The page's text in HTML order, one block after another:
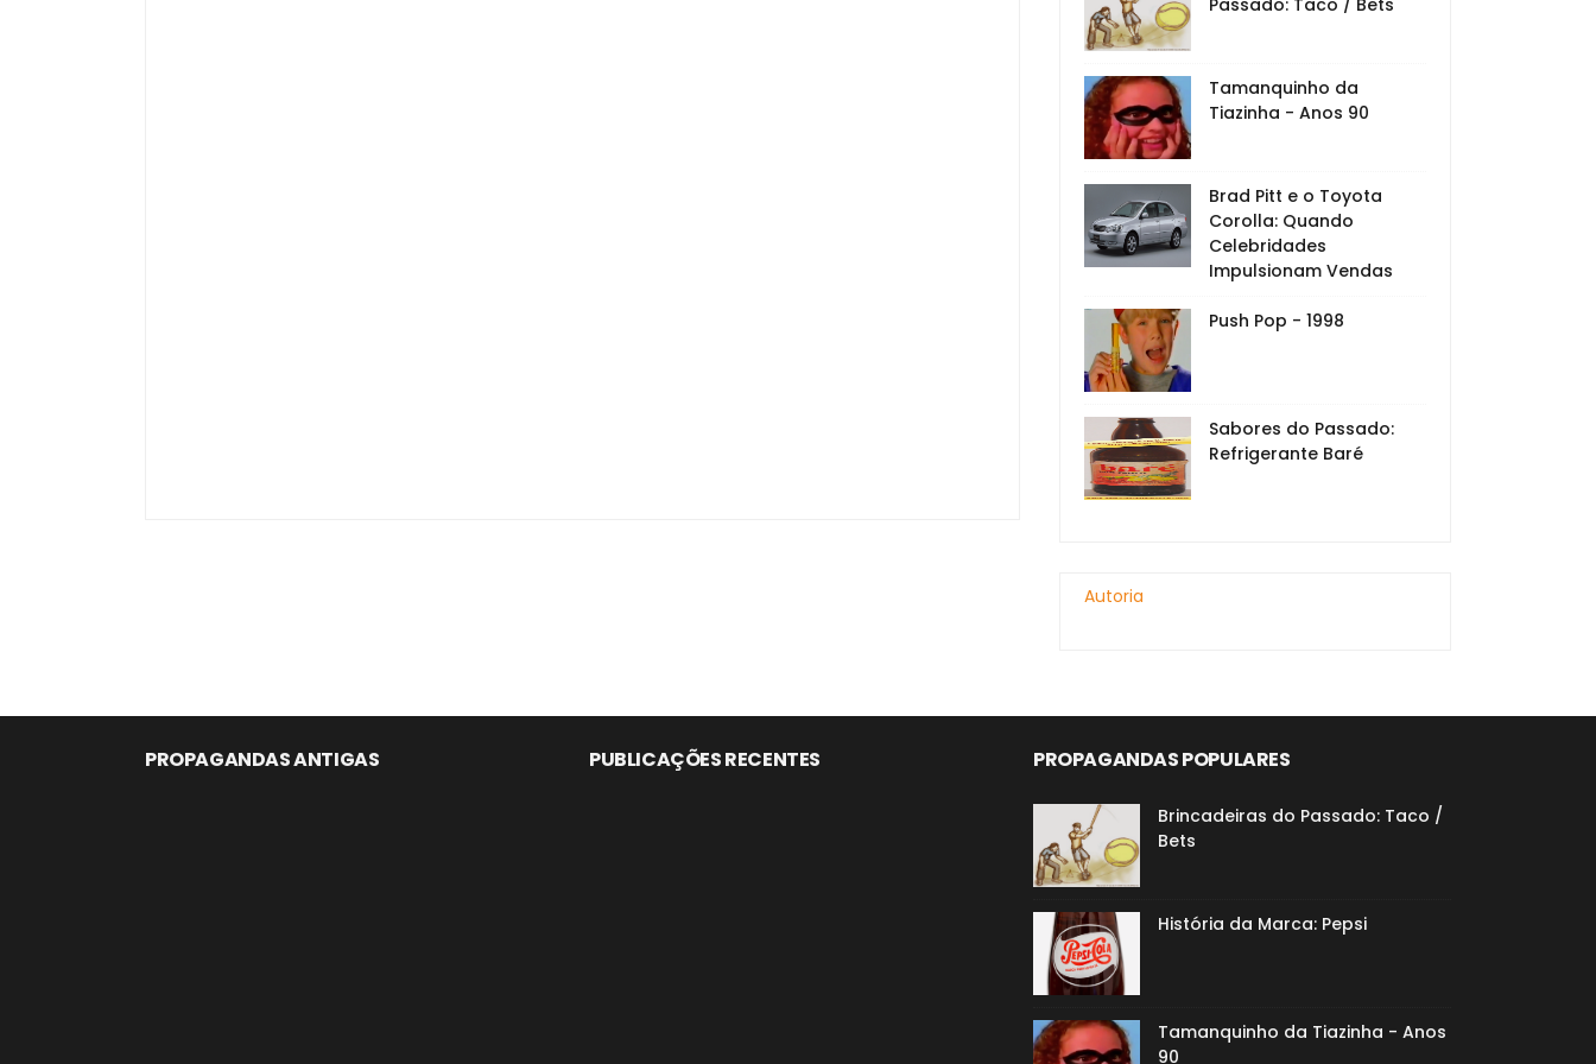
Passado: Taco / Bets
Tamanquinho da
Tiazinha - Anos 90
Brad Pitt e o Toyota
Corolla: Quando
Celebridades
Impulsionam Vendas
Push Pop - 1998
Sabores do Passado:
Refrigerante Baré
Autoria
PROPAGANDAS ANTIGAS PUBLICAÇÕES RECENTES PROPAGANDAS POPULARES
Brincadeiras do Passado: Taco /
Bets
História da Marca: Pepsi
Tamanquinho da Tiazinha - Anos
90